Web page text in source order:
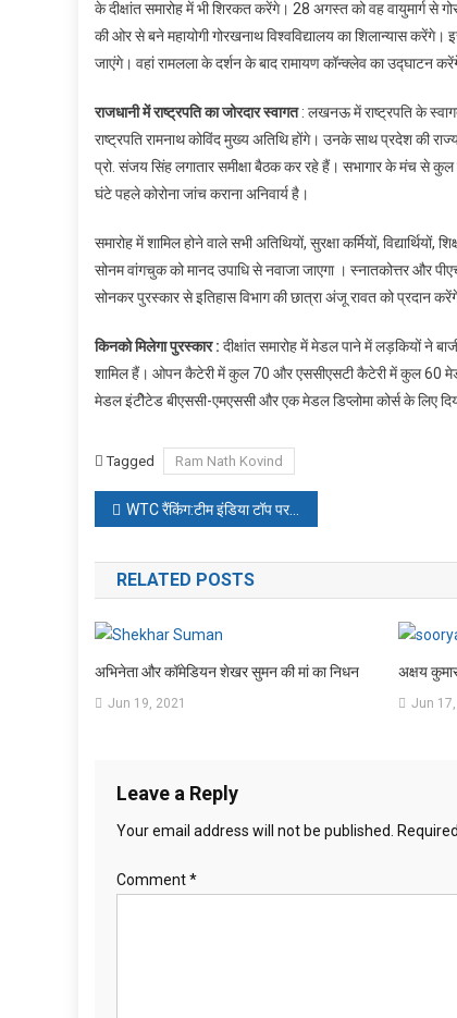
का
लखनऊ
आगमन
के दीक्षांत समारोह में भी शिरकत करेंगे। 28 अगस्‍त को वह वायुमार्ग से
की ओर से बने महायोगी गोरखनाथ विश्वविद्यालय का शिलान्यास
जाएंगे। वहां रामलला के दर्शन के बाद रामायण कॉन्क्लेव का उद्घाटन
राजधानी में राष्ट्रपति का जोरदार स्‍वागत: लखनऊ में राष्ट्रपति के स्वागत
राष्ट्रपति रामनाथ कोविंद मुख्य अतिथि होंगे। उनके साथ प्रदेश की
प्रो. संजय सिंह लगातार समीक्षा बैठक कर रहे हैं। सभागार के मंच से कुल
घंटे पहले कोरोना जांच कराना अनिवार्य है।
समारोह में शामिल होने वाले सभी अतिथियों, सुरक्षा कर्मियों,
सोनम वांगचुक को मानद उपाधि से नवाजा जाएगा । स्नातकोत्तर और
सोनकर पुरस्कार से इतिहास विभाग की छात्रा अंजू रावत को प्रदान
किनको मिलेगा पुरस्कार : दीक्षांत समारोह में मेडल पाने में लड़कियों ने
शामिल हैं। ओपन कैटेरी में कुल 70 और एससीएसटी कैटेरी में कुल 60 मेडल
मेडल इंटीेटेड बीएससी-एमएससी और एक मेडल डिप्लोमा कोर्स के लिए
Tagged Ram Nath Kovind
Post
navigation
WTC रैंकिंग:टीम इंडिया टॉप पर , पाकिस्तान दूसरे और वेस्टइंडीज तीसरे स्थान पर पहुंची
RELATED POSTS
अभिनेता और कॉमेडियन शेखर सुमन की मां का निधन
Jun 19, 2021
अक्षय
Jun 17,
Leave a Reply
Your email address will not be published.
Comment*